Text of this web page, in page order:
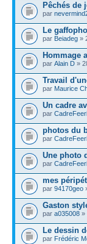
Pêchés de
par
Le
par Beiadeg »
Hommage
par Alain D »
Travail
par Maurice
Un cadre
par
photos du
par
Une photo
par
mes
par 94170geo
Gaston
par a035008 »
Le dessin
par Frédéric